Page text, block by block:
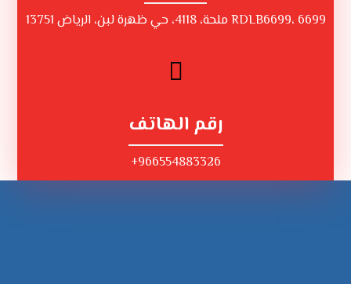
RDLB6699، 6699 ملحة، 4118، حي ظهرة لبن، الرياض 13751
رقم الهاتف
966554883326+